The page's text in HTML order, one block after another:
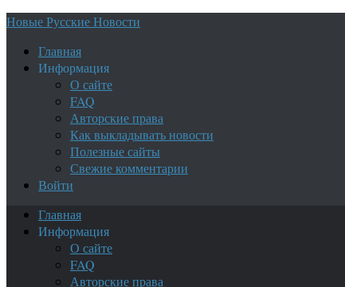
Новые Русские Новости
Главная
Информация
О сайте
FAQ
Авторские права
Как выкладывать новости
Полезные сайты
Свежие комментарии
Войти
Главная
Информация
О сайте
FAQ
Авторские права